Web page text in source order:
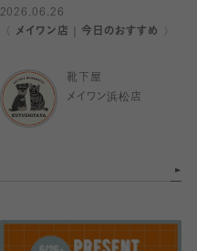
2026.06.26
〈 メイワン店｜今日のおすすめ 〉
靴下屋
メイワン浜松店